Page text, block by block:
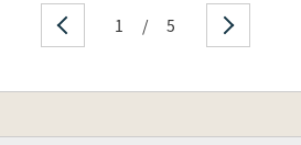
1 / 5